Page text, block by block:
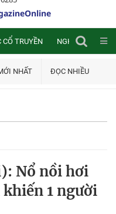
CỔ TRUYỀN NGHIÊN CỨU
NHẤT ĐỌC NHIỀU
Nổ nồi hơi
1 người